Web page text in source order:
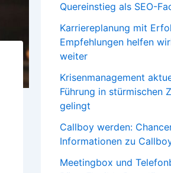
Quereinstieg als SEO-
Karriereplanung mit
Empfehlungen helfen
weiter
Krisenmanagement
Führung in stürmischen
gelingt
Callboy werden:
Informationen zu
Meetingbox und